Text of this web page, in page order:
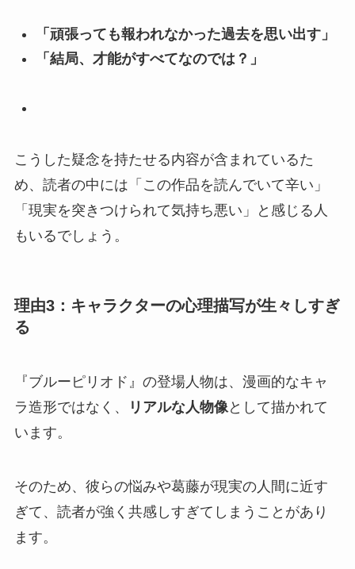
「頑張っても報われなかった過去を思い出す」
「結局、才能がすべてなのでは？」
こうした疑念を持たせる内容が含まれているた
め、 読者の中には「この作品を読んでいて辛い」
「現実を突きつけられて気持ち悪い」と感じる 人
もいるでしょう。
理由3：キャラクターの心理描写が生々しすぎ
る
『ブルーピリオド』の登場人物は、漫画的なキャ
ラ造形ではなく、
リアルな人物像として描かれて
います。
そのため、 彼らの悩みや葛藤が現実の人間に近す
ぎて、読者が強く共感しすぎてしまう ことがあり
ます。